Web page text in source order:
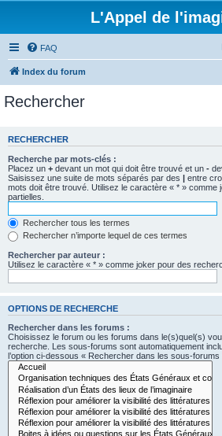
L'Appel de
FAQ
Index du forum
Rechercher
RECHERCHER
Recherche par mots-clés :
Placez un + devant un mot qui doit être trouvé et un -
Saisissez une suite de mots séparés par des | entre
mots doit être trouvé. Utilisez le caractère « * » comme
partielles.
Rechercher tous les termes
Rechercher n’importe lequel de ces termes
Rechercher par auteur :
Utilisez le caractère « * » comme joker pour des
OPTIONS DE RECHERCHE
Rechercher dans les forums :
Choisissez le forum ou les forums dans le(s)quel(s)
recherche. Les sous-forums sont automatiquement
l’option ci-dessous « Rechercher dans les sous-forums